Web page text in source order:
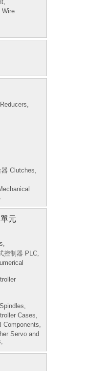
Wire
器 Clutches,
元
控制器 PLC,
Cases,
Components,
Servo and